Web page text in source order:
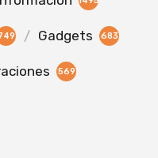
Gadgets 683
569